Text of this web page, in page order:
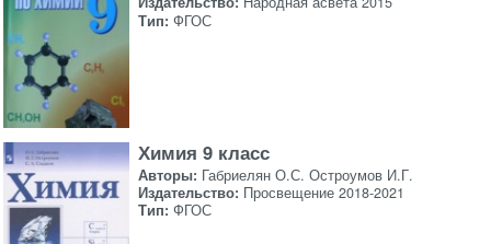
Тип: ФГОС
Химия 9 класс
Авторы: Габриелян О.С. Остроумов И.Г.
Издательство: Просвещение 2018-2021
Тип: ФГОС